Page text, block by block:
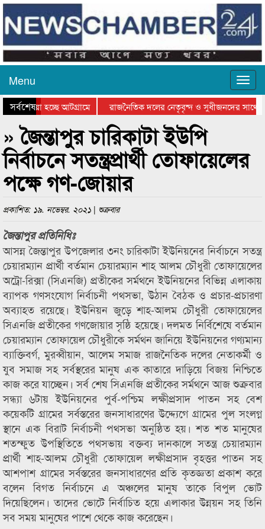
Menu
সর্বশেষ
যাওয়া হচ্ছে আটগ্রামে
রাজনৈতিক দলের নেতৃবৃন্দ ও সুধীজনদের সাথে
পুরস্কার বিতরণ সম্পন্ন
সিলেটে বাংলাদেশ গ্রুপ থিয়েটার ফেডারেশানের
» জৈন্তাপুর চারিকাটা ইউপি
নির্বাচনে সতন্ত্রপ্রার্থী তোফায়েলের
পক্ষে গণ-জোয়ার
প্রকাশিত: ১৯. নভেম্বর. ২০২১ | শুক্রবার
জৈন্তাপুর প্রতিনিধিঃ
আসন্ন জৈন্তাপুর উপজেলার ৩নং চারিকাটা ইউনিয়নের নির্বাচনে সতন্ত্র
চেয়ারম্যান প্রার্থী বর্তমান চেয়ারম্যান শাহ আলম চৌধুরী তোফায়েলের
অট্রো-রিক্সা (সিএনজি) প্রতীকের সর্মথনে ইউনিয়নের বিভিন্ন এলাকায়
ব্যাপক গণসংযোগ নির্বাচনী পথসভা, উঠান বৈঠক ও প্রচার-প্রচারণা
অব্যাহত রয়েছে। ইউনিয়ন জুড়ে শাহ-আলম চৌধুরী তোফায়েলের
সিএনজি প্রতীকের গণজোয়ার সৃষ্ঠি হয়েছে। দলমত নির্বিশেষে বর্তমান
চেয়ারম্যান তোফায়েল চৌধুরীকে সর্মথন জানিয়ে ইউনিয়নের গণ্যমান্য
ব্যাক্তিবর্গ, মুরব্বীয়ান, আলেম সমাজ রাজনৈতিক দলের নেতাকর্মী ও
যুব সমাজ সহ সর্বস্থরের মানুষ এক কাতারে দাড়িয়ে বিজয় নিশ্চিতে
কাজ করে যাচ্ছেন। সর্ব শেষ সিএনজি প্রতীকের সর্মথনে আজ শুক্রবার
সন্ধ্যা ৬টায় ইউনিয়নের পুর্ব-পশ্চিম লক্ষীপ্রসাদ পাতন সহ বেশ
কয়েকটি গ্রামের সর্বস্তরের জনসাধারণের উদ্দ্যেগে গ্রামের পুল সংলগ্ন
স্থানে এক বিরাট নির্বাচনী পথসভা অনুষ্ঠিত হয়। শত শত মানুষের
শতস্ফুত উপস্থিতিতে পথসভায় বক্তব্য দানকালে সতন্ত্র চেয়ারম্যান
প্রার্থী শাহ-আলম চৌধুরী তোফায়েল লক্ষীপ্রসাদ বৃহত্তর পাতন সহ
আশপাশ গ্রামের সর্বস্তরের জনসাধারণের প্রতি কৃতজ্ঞতা প্রকাশ করে
বলেন বিগত নির্বাচনে এ অঞ্চলের মানুষ তাকে বিপুল ভোট
দিয়েছিলেন। তাদের ভোটে নির্বাচিত হয়ে এলাকার উন্নয়ন সহ তিনি
সব সময় মানুষের পাশে থেকে কাজ করেছেন।